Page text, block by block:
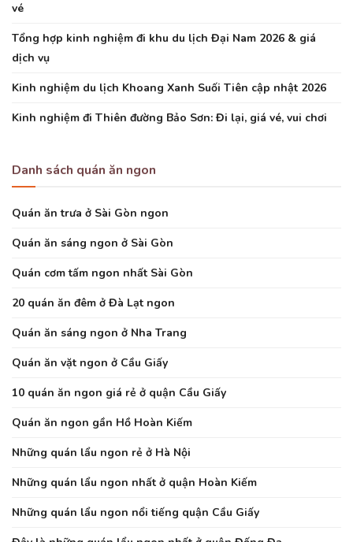
vé
Tổng hợp kinh nghiệm đi khu du lịch Đại Nam 2026 & giá
dịch vụ
Kinh nghiệm du lịch Khoang Xanh Suối Tiên cập nhật 2026
Kinh nghiệm đi Thiên đường Bảo Sơn: Đi lại, giá vé, vui chơi
Danh sách quán ăn ngon
Quán ăn trưa ở Sài Gòn ngon
Quán ăn sáng ngon ở Sài Gòn
Quán cơm tấm ngon nhất Sài Gòn
20 quán ăn đêm ở Đà Lạt ngon
Quán ăn sáng ngon ở Nha Trang
Quán ăn vặt ngon ở Cầu Giấy
10 quán ăn ngon giá rẻ ở quận Cầu Giấy
Quán ăn ngon gần Hồ Hoàn Kiếm
Những quán lẩu ngon rẻ ở Hà Nội
Những quán lẩu ngon nhất ở quận Hoàn Kiếm
Những quán lẩu ngon nổi tiếng quận Cầu Giấy